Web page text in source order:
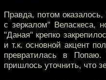
Правда, потом
с зеркалом" Веласкеса,
"Даная" крепко
и т.к. основной акцент
превратилась в
пришлось уточнить, что